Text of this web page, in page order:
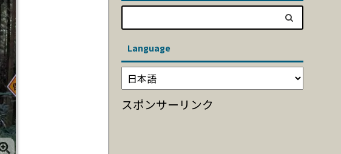
Language
スポンサーリンク